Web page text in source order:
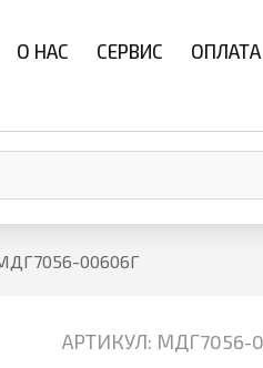
О НАС СЕРВИС
00606Г
АРТИКУЛ: МДГ7056-